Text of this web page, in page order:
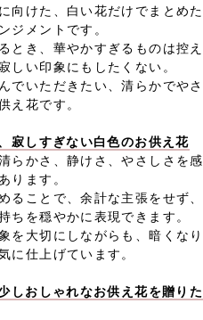
向けた、白い花だけでまとめた
ジメントです。
とき、華やかすぎるものは控え
しい印象にもしたくない。
でいただきたい、清らかでやさ
え花です。
寂しすぎない白色のお供え花
らかさ、静けさ、やさしさを感
ります。
ることで、余計な主張をせず、
ちを穏やかに表現できます。
を大切にしながらも、暗くなり
に仕上げています。
しおしゃれなお供え花を贈りた